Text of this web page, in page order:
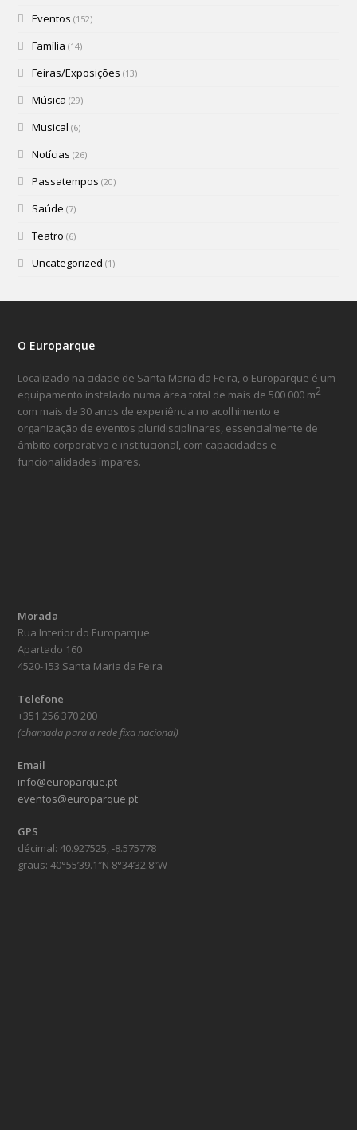
Eventos (152)
Família (14)
Feiras/Exposições (13)
Música (29)
Musical (6)
Notícias (26)
Passatempos (20)
Saúde (7)
Teatro (6)
Uncategorized (1)
O Europarque
Localizado na cidade de Santa Maria da Feira, o Europarque é um
equipamento instalado numa área total de mais de 500 000 m2
com mais de 30 anos de experiência no acolhimento e
organização de eventos pluridisciplinares, essencialmente de
âmbito corporativo e institucional, com capacidades e
funcionalidades ímpares.
Morada
Rua Interior do Europarque
Apartado 160
4520-153 Santa Maria da Feira
Telefone
+351 256 370 200
(chamada para a rede fixa nacional)
Email
info@europarque.pt
eventos@europarque.pt
GPS
décimal: 40.927525, -8.575778
graus: 40°55’39.1″N 8°34’32.8″W